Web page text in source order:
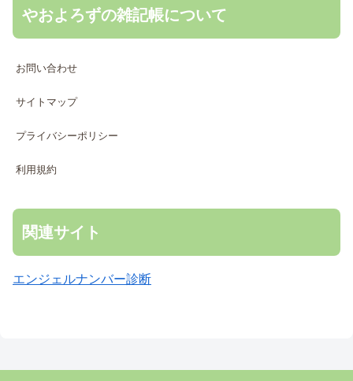
やおよろずの雑記帳について
お問い合わせ
サイトマップ
プライバシーポリシー
利用規約
関連サイト
エンジェルナンバー診断